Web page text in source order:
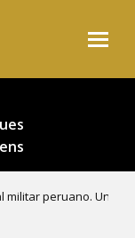
peruano. Un